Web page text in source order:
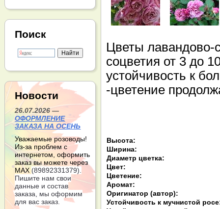
Цветы лавандово-
соцветия от 3 до
устойчивость к
-цветение
Высота:
Ширина:
Диаметр цветка:
Цвет:
Цветение:
Аромат:
Оригинатор (автор):
Устойчивость к мучнистой
Поиск
Новости
26.07.2026 —
ОФОРМЛЕНИЕ
ЗАКАЗА НА ОСЕНЬ
Уважаемые розоводы!
Из-за проблем с
интернетом, оформить
заказ вы можете через
МАХ (89892331379).
Пишите нам свои
данные и состав
заказа, мы оформим
для вас заказ.